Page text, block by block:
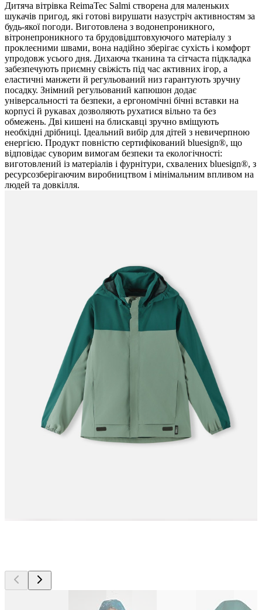
Дитяча вітрівка ReimaTec Salmi створена для маленьких
шукачів пригод, які готові вирушати назустріч активностям за
будь-якої погоди. Виготовлена з водонепроникного,
вітронепроникного та брудовідштовхуючого матеріалу з
проклеєними швами, вона надійно зберігає сухість і комфорт
упродовж усього дня. Дихаюча тканина та сітчаста підкладка
забезпечують приємну свіжість під час активних ігор, а
еластичні манжети й регульований низ гарантують зручну
посадку. Знімний регульований капюшон додає
універсальності та безпеки, а ергономічні бічні вставки на
корпусі й рукавах дозволяють рухатися вільно та без
обмежень. Дві кишені на блискавці зручно вміщують
необхідні дрібниці. Ідеальний вибір для дітей з невичерпною
енергією. Продукт повністю сертифікований bluesign®, що
відповідає суворим вимогам безпеки та екологічності:
виготовлений із матеріалів і фурнітури, схвалених bluesign®, з
ресурсозберігаючим виробництвом і мінімальним впливом на
людей та довкілля.